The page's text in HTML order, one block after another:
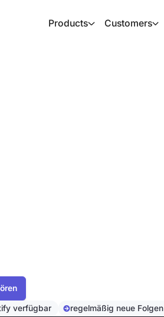
Products Customers
verfügbar regelmäßig neue Folgen